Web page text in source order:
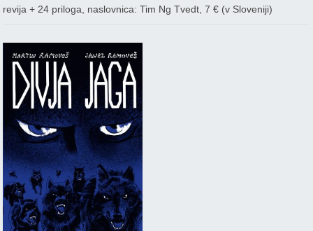
revija + 24 priloga, naslovnica: Tim Ng Tvedt, 7 € (v Sloveniji)